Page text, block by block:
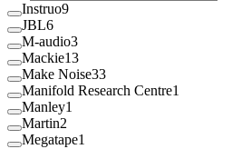
Instruo9
JBL6
M-audio3
Mackie13
Make Noise33
Manifold Research Centre1
Manley1
Martin2
Megatape1